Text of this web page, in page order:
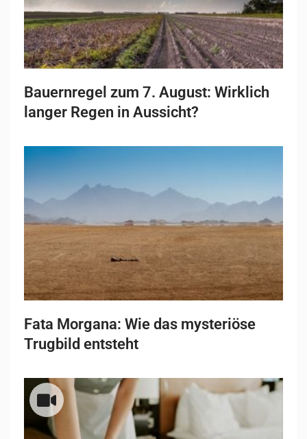
Bauernregel zum 7. August: Wirklich
langer Regen in Aussicht?
Fata Morgana: Wie das mysteriöse
Trugbild entsteht